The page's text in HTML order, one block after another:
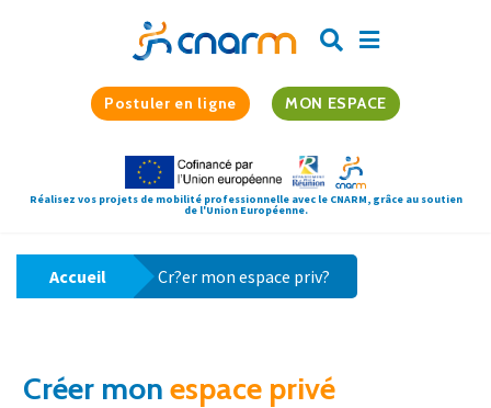
Postuler en ligne MON ESPACE
Réalisez vos projets de mobilité professionnelle avec le CNARM, grâce au soutien
de l'Union Européenne.
Accueil Cr?er mon espace priv?
Créer mon espace privé